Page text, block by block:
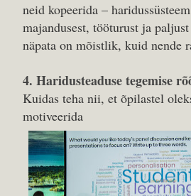
neid kopeerida –
majandusest, tööturust ja
näpata on mõistlik, kuid nende
4. Haridusteaduse tegemise
Kuidas teha nii, et õpilastel
motiveerida